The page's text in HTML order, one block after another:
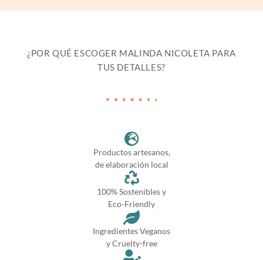
¿POR QUÉ ESCOGER MALINDA NICOLETA PARA
TUS DETALLES?
Productos artesanos,
de elaboración local
100% Sostenibles y
Eco-Friendly
Ingredientes Veganos
y Cruelty-free